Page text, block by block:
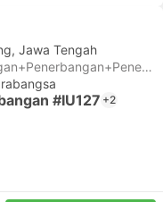
Jawa Tengah
Sambungan tidak dijamin | Penerbangan+Penerbangan+Penerbangan
#IU127 +2